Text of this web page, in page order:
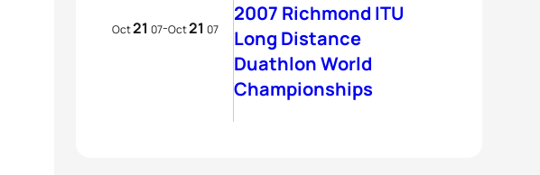
Oct21 07-Oct21 07
2007 Richmond ITU
Long Distance
Duathlon World
Championships